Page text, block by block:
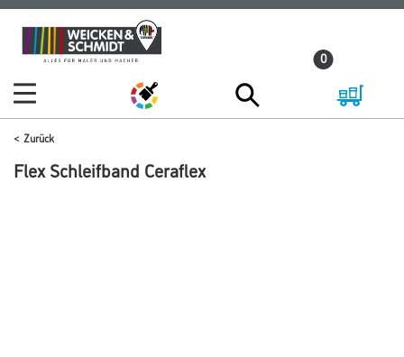
Zum
Inhalt
Zum
Navigationsmenü
0
Zurück
Flex Schleifband Ceraflex